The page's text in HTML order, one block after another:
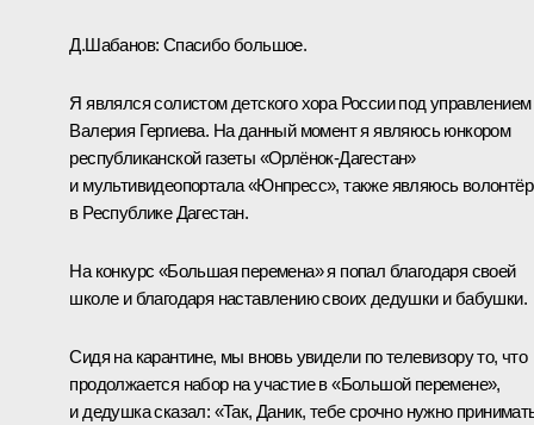
Д.Шабанов: Спасибо большое.
Я являлся солистом детского хора России под управлением
Валерия Гергиева. На данный момент я являюсь юнкором
республиканской газеты «Орлёнок-Дагестан»
и мультивидеопортала «Юнпресс», также являюсь
в Республике Дагестан.
На конкурс «Большая перемена» я попал благодаря своей
школе и благодаря наставлению своих дедушки и бабушки.
Сидя на карантине, мы вновь увидели по телевизору то, что
продолжается набор на участие в «Большой перемене»,
и дедушка сказал: «Так, Даник, тебе срочно нужно